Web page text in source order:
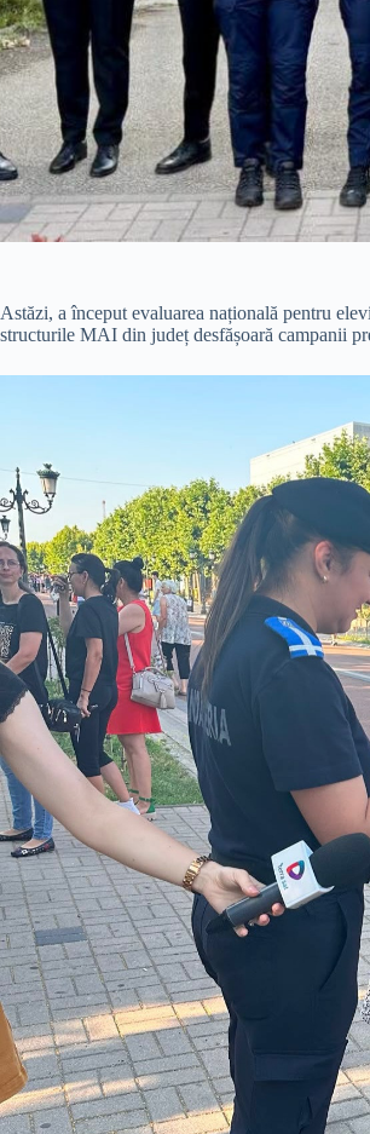
Astăzi, a început evaluarea națională pentru
structurile MAI din județ desfășoară campanii